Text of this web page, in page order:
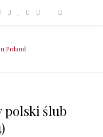
polski ślub